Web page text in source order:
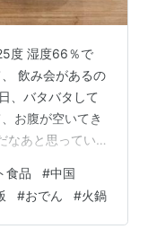
度 湿度66％で
飲み会があるの
、バタバタして
お腹が空いてき
なあと思っていま
たこちらのイン
、日本語で『お
ンスタント食品
食品 #中国
#おでん #火鍋